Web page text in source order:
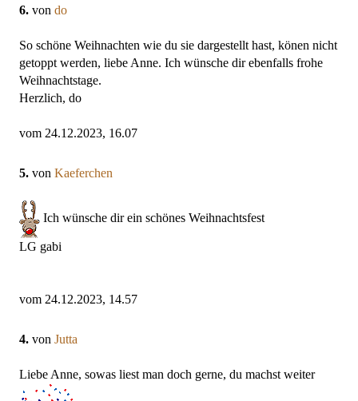
6. von do
So schöne Weihnachten wie du sie dargestellt hast, könen nicht
getoppt werden, liebe Anne. Ich wünsche dir ebenfalls frohe
Weihnachtstage.
Herzlich, do
vom 24.12.2023, 16.07
5. von Kaeferchen
Ich wünsche dir ein schönes Weihnachtsfest
LG gabi
vom 24.12.2023, 14.57
4. von Jutta
Liebe Anne, sowas liest man doch gerne, du machst weiter